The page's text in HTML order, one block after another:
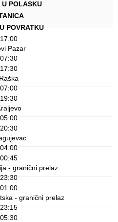
U POLASKU
POVRATKU
17:00
Pazar
07:30
17:30
Raška
07:00
19:30
05:00
20:30
04:00
00:45
- granični prelaz
23:30
01:00
- granični prelaz
23:15
05:30